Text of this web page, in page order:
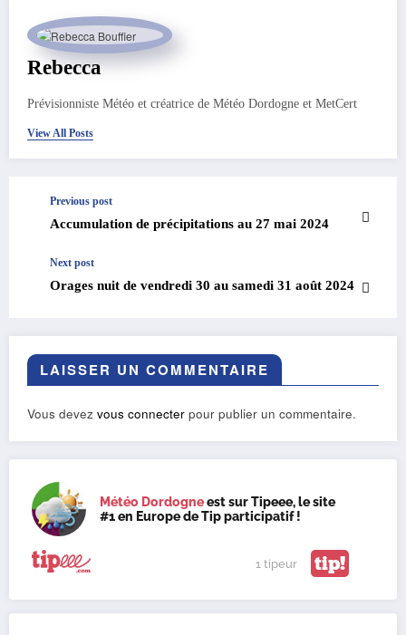
Rebecca
Prévisionniste Météo et créatrice de Météo Dordogne et MetCert
View All Posts
Previous post
Accumulation de précipitations au 27 mai 2024
Next post
Orages nuit de vendredi 30 au samedi 31 août 2024
LAISSER UN COMMENTAIRE
Vous devez vous connecter pour publier un commentaire.
Météo Dordogneest sur Tipeee, le site
#1 en Europe de Tip participatif !
1 tipeur tip!